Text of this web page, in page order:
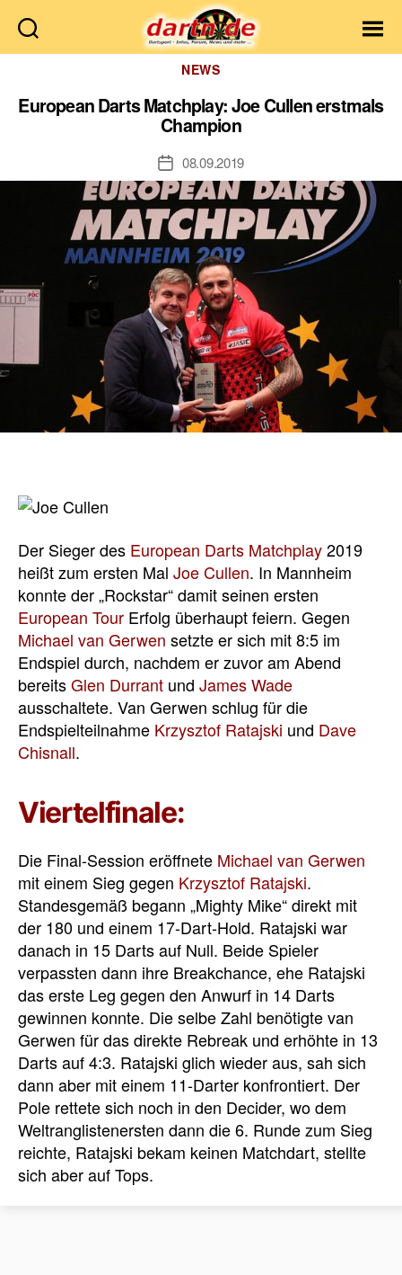
Dartn.de
Kategorien
NEWS
European Darts Matchplay: Joe Cullen erstmals
Champion
Veröffentlichungsdatum
08.09.2019
Der Sieger des European Darts Matchplay2019
heißt zum ersten Mal Joe Cullen. In Mannheim
konnte der „Rockstar“ damit seinen ersten
European Tour Erfolg überhaupt feiern. Gegen
Michael van Gerwen setzte er sich mit 8:5 im
Endspiel durch, nachdem er zuvor am Abend
bereitsGlen Durrant und James Wade
ausschaltete. Van Gerwen schlug für die
Endspielteilnahme Krzysztof Ratajski und Dave
Chisnall.
Viertelfinale:
Die Final-Session eröffnete Michael van Gerwen
mit einem Sieg gegen Krzysztof Ratajski.
Standesgemäß begann „Mighty Mike“ direkt mit
der 180 und einem 17-Dart-Hold. Ratajski war
danach in 15 Darts auf Null. Beide Spieler
verpassten dann ihre Breakchance, ehe Ratajski
das erste Leg gegen den Anwurf in 14 Darts
gewinnen konnte. Die selbe Zahl benötigte van
Gerwen für das direkte Rebreak und erhöhte in 13
Darts auf 4:3. Ratajski glich wieder aus, sah sich
dann aber mit einem 11-Darter konfrontiert. Der
Pole rettete sich noch in den Decider, wo dem
Weltranglistenersten dann die 6. Runde zum Sieg
reichte, Ratajski bekam keinen Matchdart, stellte
sich aber auf Tops.